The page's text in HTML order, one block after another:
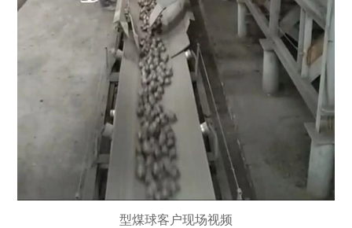
型煤球客户现场视频